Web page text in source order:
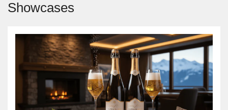
Showcases